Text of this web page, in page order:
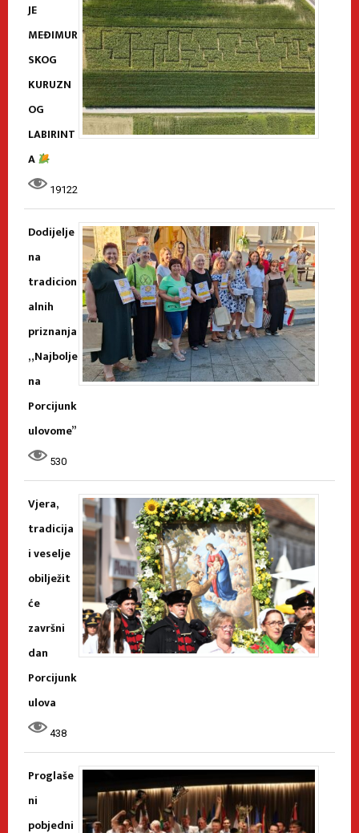
JE
MEĐIMUR
SKOG
KURUZN
OG
LABIRINT
A
19122
Dodijelje
na
tradicion
alnih
priznanja
„Najbolje
na
Porcijunk
ulovome”
530
Vjera,
tradicija
i veselje
obilježit
će
završni
dan
Porcijunk
ulova
438
Proglaše
ni
pobjedni